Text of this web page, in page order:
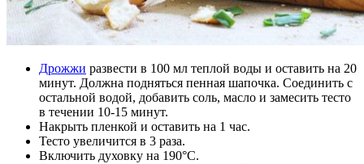
Дрожжи развести в 100 мл теплой воды и оставить на 20
минут. Должна подняться пенная шапочка. Соединить с
остальной водой, добавить соль, масло и замесить тесто
в течении 10-15 минут.
Накрыть пленкой и оставить на 1 час.
Тесто увеличится в 3 раза.
Включить духовку на 190°C.